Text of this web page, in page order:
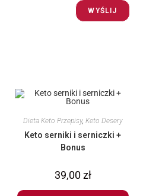
Dieta Keto Przepisy, Keto Desery
Keto serniki i serniczki +
Bonus
39,00zł